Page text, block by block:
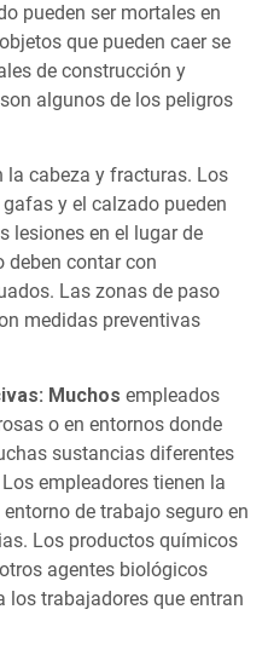
pueden ser mortales en
que pueden caer se
de construcción y
algunos de los peligros
la cabeza y fracturas. Los
y el calzado pueden
lesiones en el lugar de
deben contar con
Las zonas de paso
medidas preventivas
Muchos empleados
o en entornos donde
sustancias diferentes
empleadores tienen la
de trabajo seguro en
Los productos químicos
agentes biológicos
los trabajadores que entran